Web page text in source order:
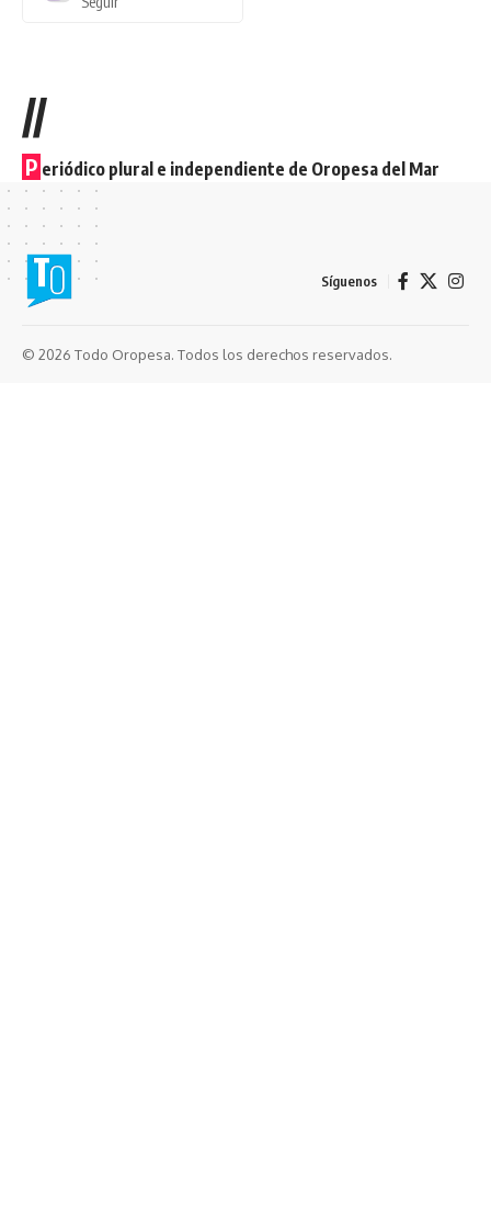
//
P eriódico plural e independiente de Oropesa del Mar
Síguenos
© 2026 Todo Oropesa. Todos los derechos reservados.